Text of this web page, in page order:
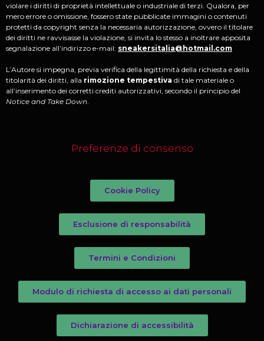
violare i diritti di proprietà intellettuale o industriale di terzi. Qualora, per
mero errore o omissione, fossero state pubblicate immagini o contenuti
protetti da copyright senza la necessaria autorizzazione, ovvero il titolare
dei diritti ne ravvisasse la violazione, si invita lo stesso a inoltrare apposita
segnalazione all’indirizzo e-mail: sneakersitalia@hotmail.com
L’Autore si impegna, previa verifica della legittimità della richiesta e della
titolarità dei diritti, alla rimozione tempestiva di tale materiale o
all’inserimento dei corretti crediti autorizzativi, secondo il principio del
Notice and Take Down
Preferenze di consenso
Cookie Policy
Esclusione di responsabilità
Termini e Condizioni
Modulo di richiesta di accesso ai dati personali
Dichiarazione di accessibilità